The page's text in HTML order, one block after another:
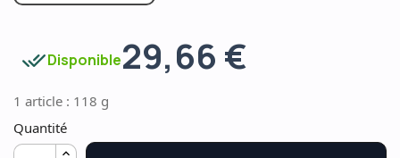
done_allDisponible29,66 €
1 article : 118 g
Quantité